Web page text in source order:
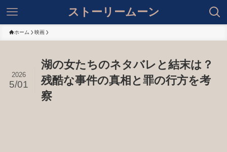
ストーリームーン
ホーム 映画
湖の女たちのネタバレと結末は？
残酷な事件の真相と罪の行方を考
察
2026
5/01